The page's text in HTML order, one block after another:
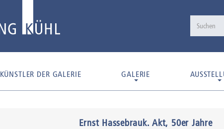
KÜNSTLER DER GALERIE GALERIE
Ernst Hassebrauk.Akt, 50er Jahre